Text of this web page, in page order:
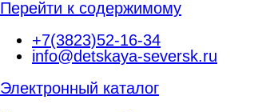
Перейти к содержимому
+7(3823)52-16-34
info@detskaya-seversk.ru
Электронный каталог